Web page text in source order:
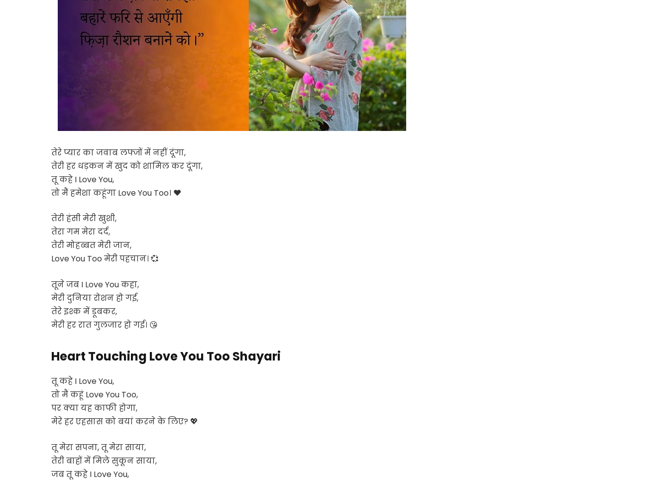
तेरे प्यार का जवाब लफ्जों में नहीं दूंगा,
तेरी हर धड़कन में खुद को शामिल कर दूंगा,
तू कहे I Love You,
तो मैं हमेशा कहूंगा Love You Too। ❤️
तेरी हंसी मेरी खुशी,
तेरा गम मेरा दर्द,
तेरी मोहब्बत मेरी जान,
Love You Too मेरी पहचान। 💞
तूने जब I Love Youकहा,
मेरी दुनिया रोशन हो गई,
तेरे इश्क में डूबकर,
मेरी हर रात गुलजार हो गई। 😘
Heart Touching Love You Too Shayari
तू कहे I Love You,
तो मैं कहूं Love You Too,
पर क्या यह काफी होगा,
मेरे हर एहसास को बयां करने के लिए? 💖
तू मेरा सपना, तू मेरा साया,
तेरी बाहों में मिले सुकून साया,
जब तू कहे I Love You,